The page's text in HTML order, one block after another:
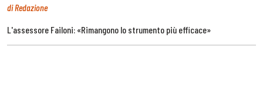
di Redazione
L'assessore Failoni: «Rimangono lo strumento più efficace»